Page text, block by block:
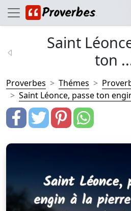
Saint
ton
Proverbes Thémes
Saint Léonce, passe ton